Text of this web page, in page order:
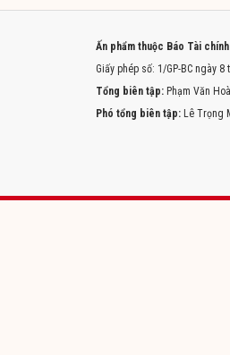
Ấn phẩm thuộc Báo Tài
Giấy phép số: 1/GP-BC ngày
Tổng biên tập: Phạm Văn
Phó tổng biên tập: Lê Trọng